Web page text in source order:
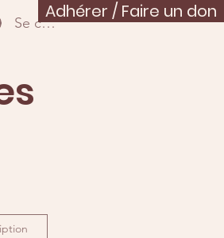
Adhérer / Faire un don
Se connecter